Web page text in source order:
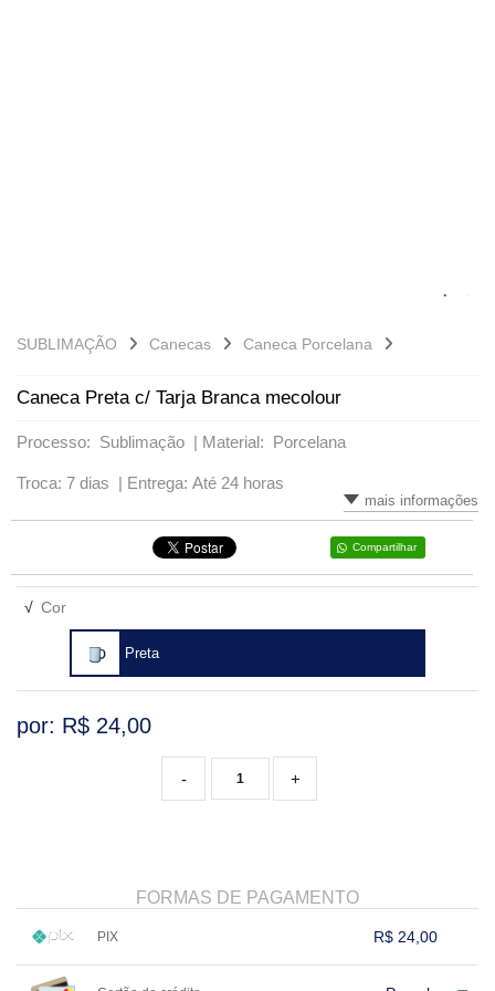
SUBLIMAÇÃO Canecas Caneca Porcelana
Caneca Preta c/ Tarja Branca mecolour
Processo: Sublimação | Material: Porcelana
Troca: 7 dias | Entrega: Até 24 horas
mais informações
Compartilhar
√ Cor
Preta
por: R$ 24,00
+
-
FORMAS DE PAGAMENTO
PIX R$ 24,00